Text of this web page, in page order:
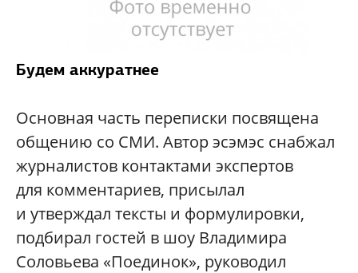
Будем аккуратнее
Основная часть переписки посвящена
общению со СМИ. Автор эсэмэс снабжал
журналистов контактами экспертов
для комментариев, присылал
и утверждал тексты и формулировки,
подбирал гостей в шоу Владимира
Соловьева «Поединок», руководил